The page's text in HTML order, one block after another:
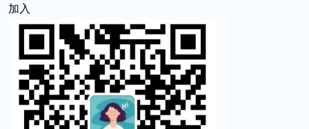
加入